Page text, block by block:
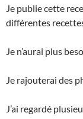
Je publie cette
différentes
Je n’aurai plus
Je rajouterai des
J’ai regardé